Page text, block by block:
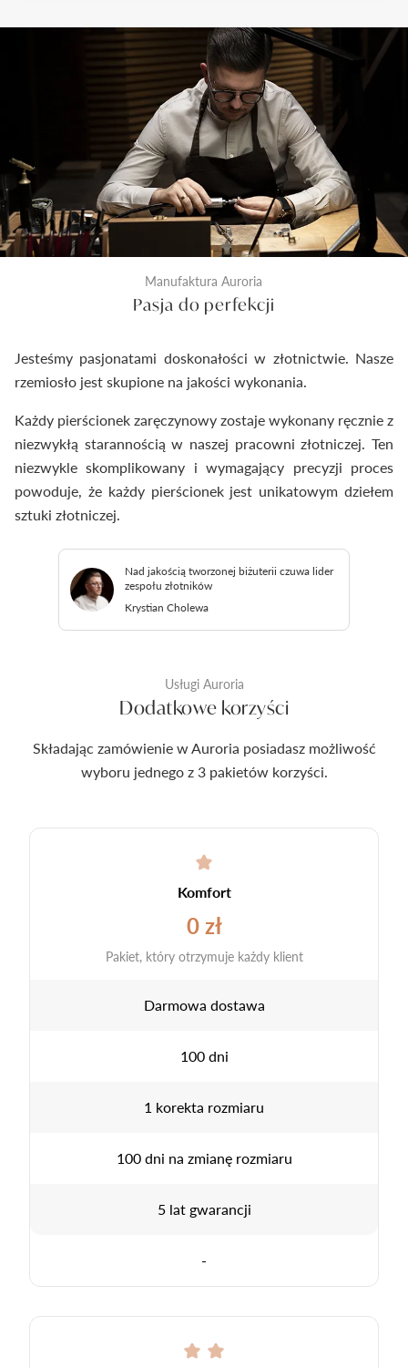
kontrola odlewu i diamentu przed rozpoczęciem
prac złotniczych. Drugi wykonywany jest na etapie
produkcji po wykonaniu biżuterii. Ostateczna
kontrola następuje tuż przed zamknięciem
pierścionka do pudełeczka. Dzięki temu
dostarczymy Ci wyroby jubilerskie najwyższej klasy.
Manufaktura Auroria
Pasja do perfekcji
Jesteśmy pasjonatami doskonałości w złotnictwie. Nasze
rzemiosło jest skupione na jakości wykonania.
Każdy pierścionek zaręczynowy zostaje wykonany ręcznie z
niezwykłą starannością w naszej pracowni złotniczej. Ten
niezwykle skomplikowany i wymagający precyzji proces
powoduje, że każdy pierścionek jest unikatowym dziełem
sztuki złotniczej.
Nad jakością tworzonej biżuterii czuwa lider
zespołu złotników
Krystian Cholewa
Usługi Auroria
Dodatkowe korzyści
Składając zamówienie w Auroria posiadasz możliwość
wyboru jednego z 3 pakietów korzyści.
Komfort
0 zł
Pakiet, który otrzymuje każdy klient
Darmowa dostawa
100 dni
1 korekta rozmiaru
100 dni na zmianę rozmiaru
5 lat gwarancji
-